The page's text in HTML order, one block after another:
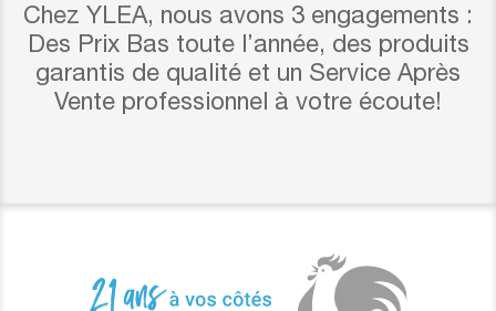
Chez YLEA, nous avons 3 engagements :
Des Prix Bas toute l’année, des produits
garantis de qualité et un Service Après
Vente professionnel à votre écoute!